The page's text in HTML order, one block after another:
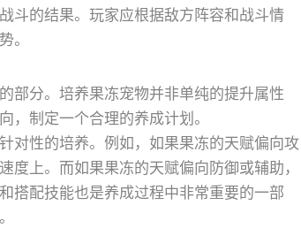
斗的结果。玩家应根据敌方阵容和战斗情
。
部分。培养果冻宠物并非单纯的提升属性
，制定一个合理的养成计划。
对性的培养。例如，如果果冻的天赋偏向攻
度上。而如果果冻的天赋偏向防御或辅助，
搭配技能也是养成过程中非常重要的一部